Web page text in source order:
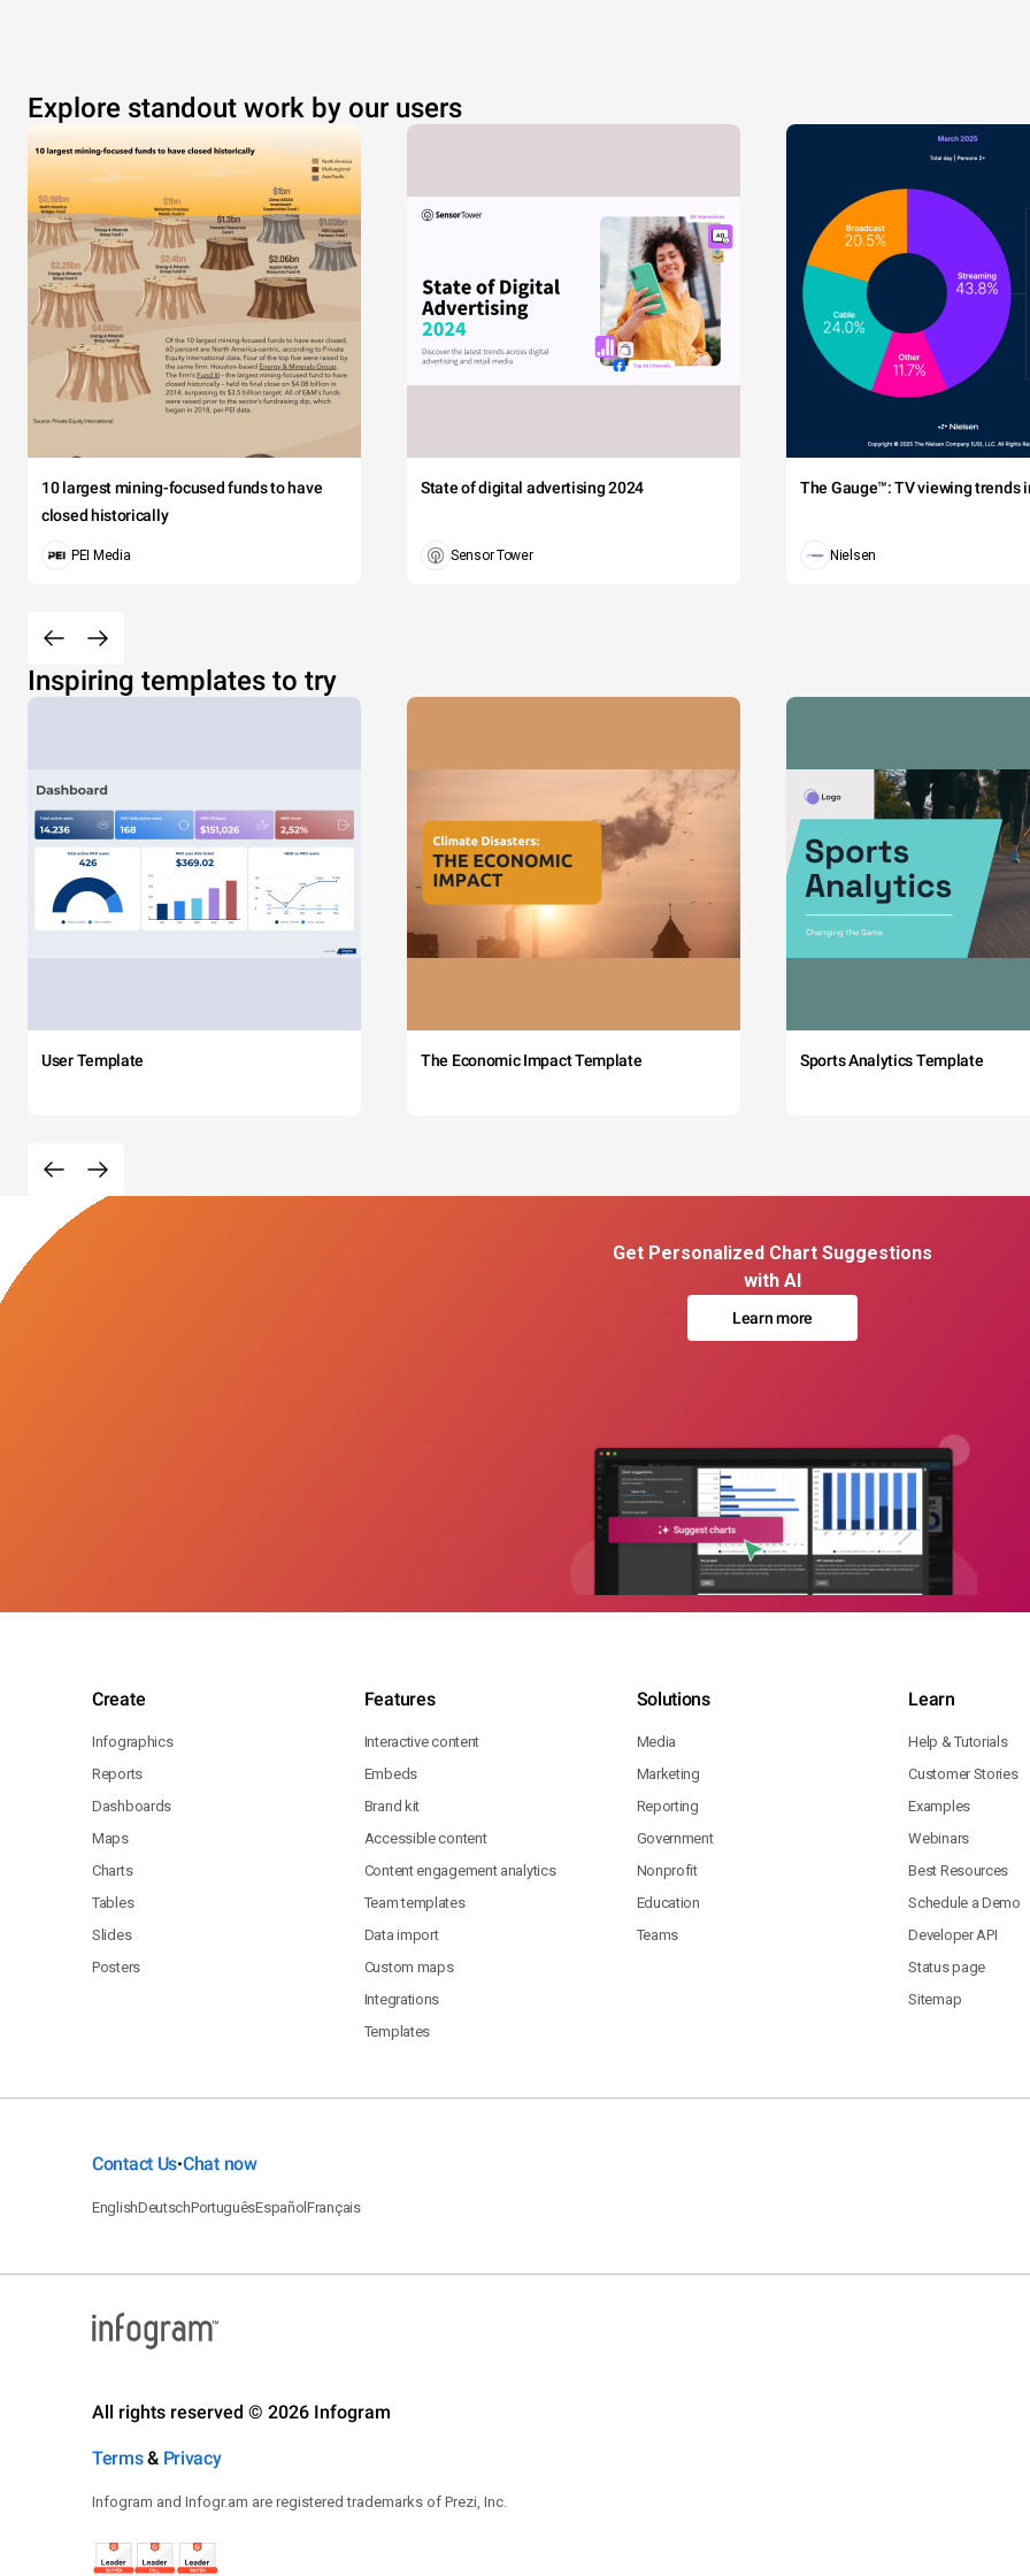
Explore standout work by our users
10 largest mining-focused funds to have
closed historically
PEI Media
State of digital advertising 2024
Sensor Tower
The Gauge™: TV viewing trends
Nielsen
Inspiring templates to try
User Template The Economic Impact Template Sports Analytics Template
Get Personalized Chart Suggestions
with AI
Learn more
Create
Infographics
Reports
Dashboards
Maps
Charts
Tables
Slides
Posters
Features
Interactive content
Embeds
Brand kit
Accessible content
Content engagement analytics
Team templates
Data import
Custom maps
Integrations
Templates
Solutions
Media
Marketing
Reporting
Government
Nonprofit
Education
Teams
Learn
Help & Tutorials
Customer Stories
Examples
Webinars
Best Resources
Schedule a Demo
Developer API
Status page
Sitemap
Contact Us•Chat now
EnglishDeutschPortuguêsEspañolFrançais
All rights reserved © 2026 Infogram
Terms& Privacy
Infogram and Infogr.am are registered trademarks of Prezi, Inc.